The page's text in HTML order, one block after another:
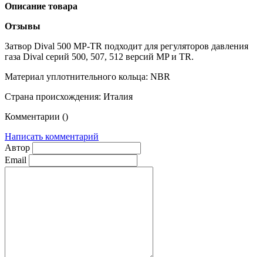
Описание товара
Отзывы
Затвор Dival 500 MP-TR подходит для регуляторов давления
газа Dival серий 500, 507, 512 версий MP и TR.
Материал уплотнительного кольца: NBR
Страна происхождения: Италия
Комментарии ()
Написать комментарий
Автор
Email